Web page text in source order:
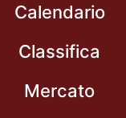
Calendario
Classifica
Mercato